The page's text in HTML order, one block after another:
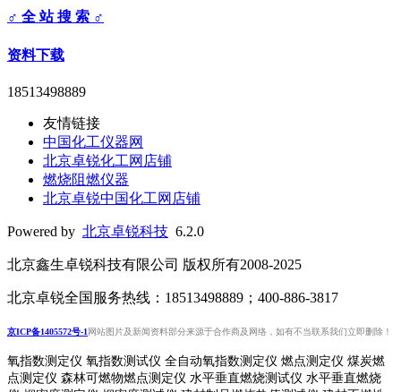
♂ 全 站 搜 索 ♂
资料下载
18513498889
友情链接
中国化工仪器网
北京卓锐化工网店铺
燃烧阻燃仪器
北京卓锐中国化工网店铺
Powered by 北京卓锐科技 6.2.0
北京鑫生卓锐科技有限公司 版权所有2008-2025
北京卓锐全国服务热线：18513498889；400-886-3817
京ICP备1405572号-1网站图片及新闻资料部分来源于合作商及网络，如有不当联系我们立即删除！
氧指数测定仪 氧指数测试仪 全自动氧指数测定仪 燃点测定仪 煤炭燃
点测定仪 森林可燃物燃点测定仪 水平垂直燃烧测试仪 水平垂直燃烧